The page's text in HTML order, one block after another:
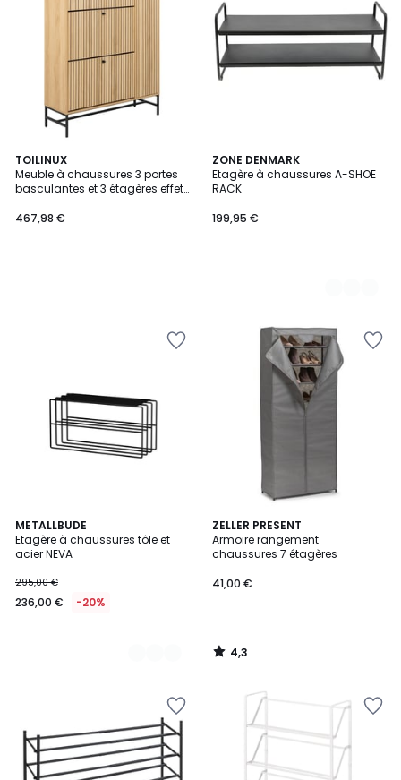
TOILINUX
Meuble à chaussures 3 portes
basculantes et 3 étagères effet
467,98 €
ZONE DENMARK
Etagère à chaussures A-SHOE
RACK
199,95 €
2
Couleurs
METALLBUDE
Etagère à chaussures tôle et
acier NEVA
295,00 €
236,00 € -20%
5
Couleurs
ZELLER PRESENT
Armoire rangement
chaussures 7 étagères
41,00 €
4,3
/ 5
4,3
/